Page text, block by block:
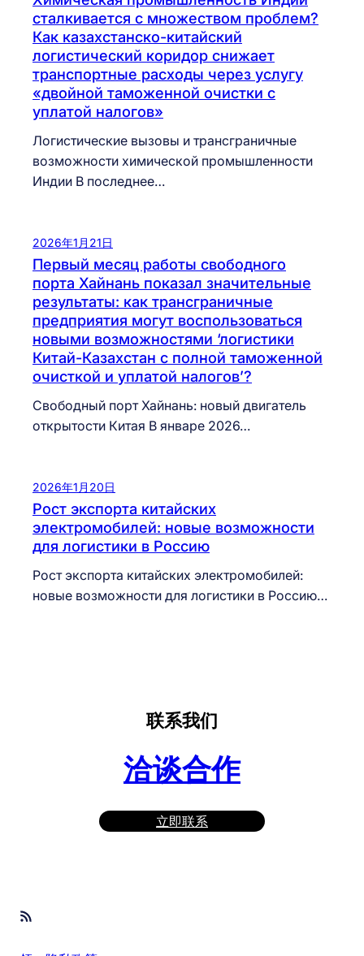
сталкивается с множеством проблем?
Как казахстанско-китайский
логистический коридор снижает
транспортные расходы через услугу
«двойной таможенной очистки с
уплатой налогов»
Логистические вызовы и трансграничные
возможности химической промышленности
Индии В последнее…
2026年1月21日
Первый месяц работы свободного
порта Хайнань показал значительные
результаты: как трансграничные
предприятия могут воспользоваться
новыми возможностями ‘логистики
Китай-Казахстан с полной таможенной
очисткой и уплатой налогов’?
Свободный порт Хайнань: новый двигатель
открытости Китая В январе 2026…
2026年1月20日
Рост экспорта китайских
электромобилей: новые возможности
для логистики в Россию
Рост экспорта китайских электромобилей:
новые возможности для логистики в Россию…
联系我们
洽谈合作
立即联系
RSS Feed